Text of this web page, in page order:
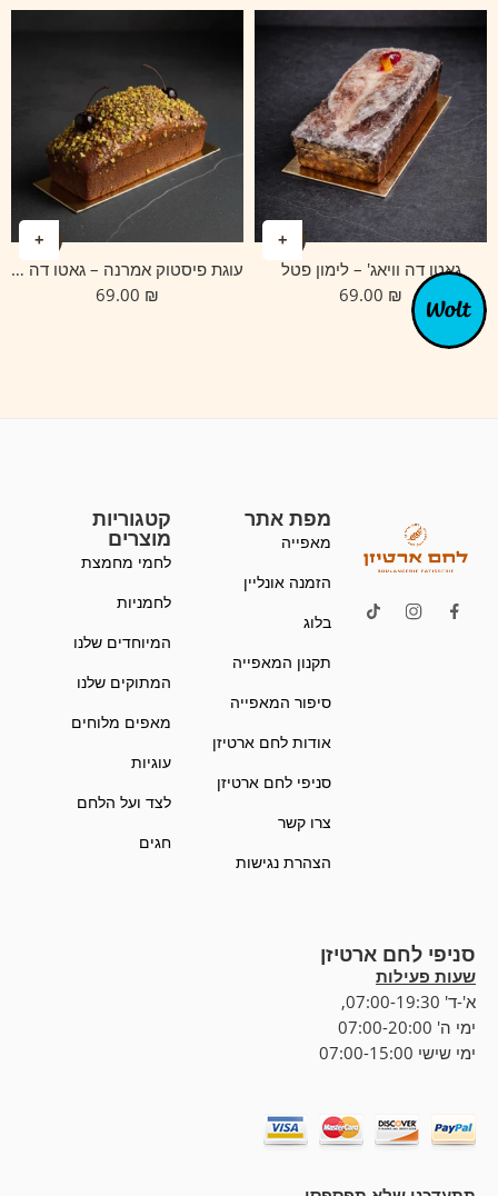
גאטו דה וויאג' – לימון פטל
₪
עוגת פיסטוק אמרנה – גאטו דה וויאג'
₪
מפת אתר
מאפייה
הזמנה אונליין
בלוג
תקנון המאפייה
סיפור המאפייה
אודות לחם ארטיזן
סניפי לחם ארטיזן
צרו קשר
הצהרת נגישות
קטגוריות
מוצרים
לחמי מחמצת
לחמניות
המיוחדים שלנו
המתוקים שלנו
מאפים מלוחים
עוגיות
לצד ועל הלחם
חגים
סניפי לחם ארטיזן
שעות פעילות
א'-ד' 07:00-19:30,
ימי ה' 07:00-20:00
ימי שישי 07:00-15:00